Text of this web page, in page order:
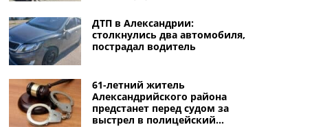
ДТП в Александрии:
столкнулись два автомобиля,
пострадал водитель
61-летний житель
Александрийского района
предстанет перед судом за
выстрел в полицейский